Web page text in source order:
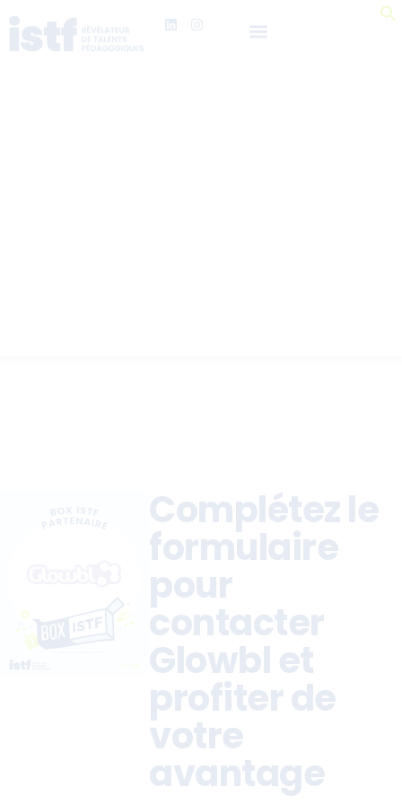
Complétez le
formulaire
pour
contacter
Glowbl et
profiter de
votre
avantage